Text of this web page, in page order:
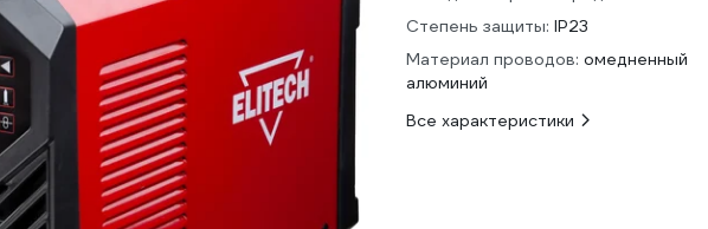
Степень защиты: IP23
Материал проводов: омедненный
алюминий
Все характеристики